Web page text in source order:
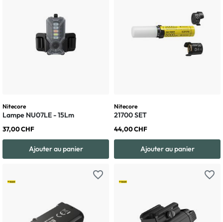
Nitecore
Lampe NU07LE - 15Lm
37,00 CHF
Ajouter au panier
Nitecore
21700 SET
44,00 CHF
Ajouter au panier
favorite_border favorite_border